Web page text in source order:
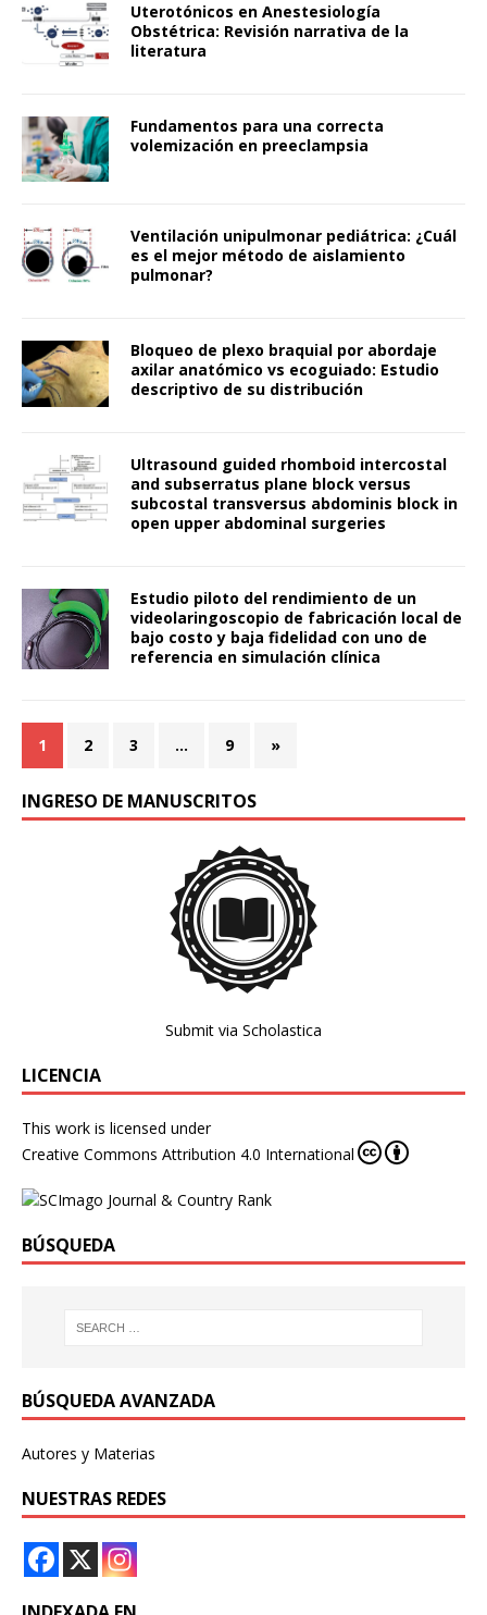
Uterotónicos en Anestesiología
Obstétrica: Revisión narrativa de la
literatura
Fundamentos para una correcta
volemización en preeclampsia
Ventilación unipulmonar pediátrica: ¿Cuál
es el mejor método de aislamiento
pulmonar?
Bloqueo de plexo braquial por abordaje
axilar anatómico vs ecoguiado: Estudio
descriptivo de su distribución
Ultrasound guided rhomboid intercostal
and subserratus plane block versus
subcostal transversus abdominis block in
open upper abdominal surgeries
Estudio piloto del rendimiento de un
videolaringoscopio de fabricación local de
bajo costo y baja fidelidad con uno de
referencia en simulación clínica
1 2 3 … 9 »
INGRESO DE MANUSCRITOS
Submit via Scholastica
LICENCIA
This work is licensed under
Creative Commons Attribution 4.0 International
BÚSQUEDA
BÚSQUEDA AVANZADA
Autores y Materias
NUESTRAS REDES